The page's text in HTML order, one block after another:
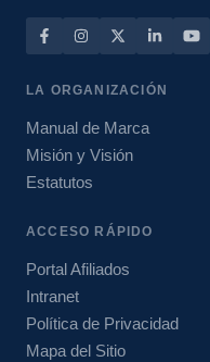
LA ORGANIZACIÓN
Manual de Marca
Misión y Visión
Estatutos
ACCESO RÁPIDO
Portal Afiliados
Intranet
Política de Privacidad
Mapa del Sitio